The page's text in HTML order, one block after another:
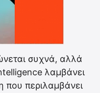
συχνά, αλλά
λαμβάνει
που περιλαμβάνει